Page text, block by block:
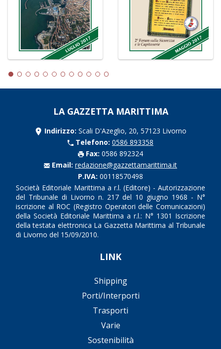
LA GAZZETTA MARITTIMA
Indirizzo: Scali D'Azeglio, 20, 57123 Livorno
Telefono: 0586 893358
Fax: 0586 892324
Email: redazione@gazzettamarittima.it
P.IVA: 00118570498
Società Editoriale Marittima a r.l. (Editore) - Autorizzazione
del Tribunale di Livorno n. 217 del 10 giugno 1968 - N°
iscrizione al ROC (Registro Operatori delle Comunicazioni)
della Società Editoriale Marittima a r.l.: N° 1301 Iscrizione
della testata elettronica La Gazzetta Marittima al Tribunale
di Livorno del 15/09/2010.
LINK
Shipping
Porti/Interporti
Trasporti
Varie
Sostenibilità